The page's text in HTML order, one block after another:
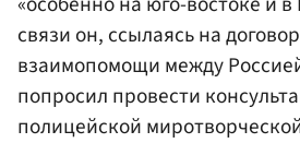
связи он, ссылаясь на
взаимопомощи между
попросил провести
полицейской